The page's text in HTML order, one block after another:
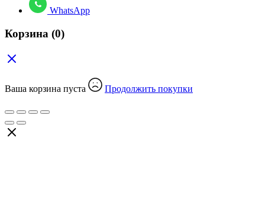
WhatsApp
Корзина (0)
Ваша корзина пуста Продолжить покупки